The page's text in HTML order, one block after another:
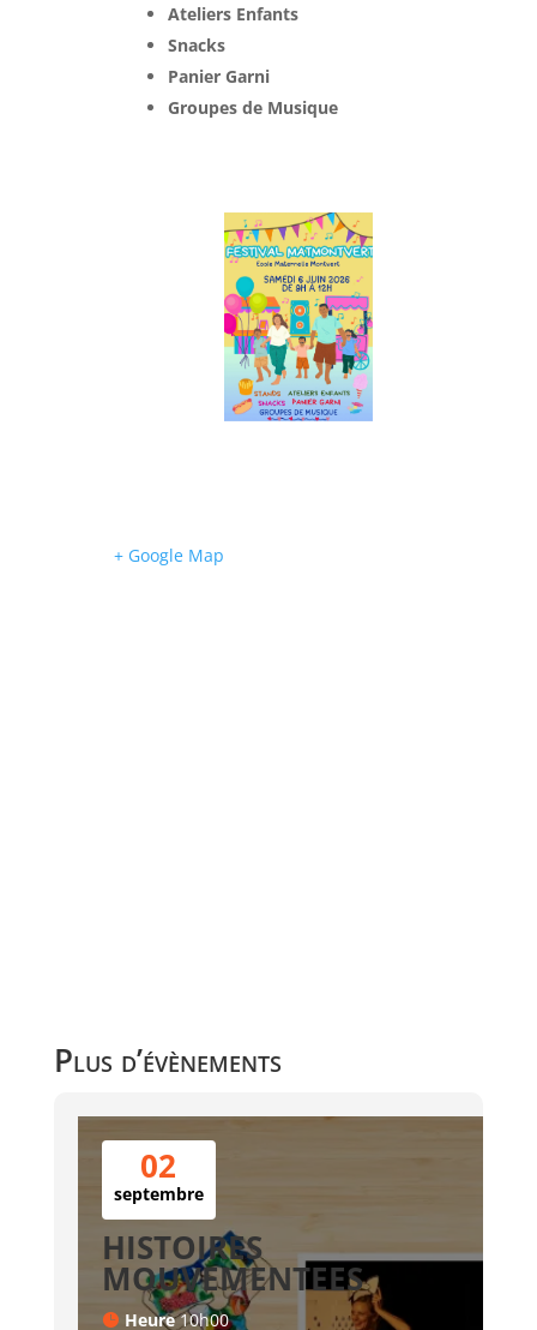
Ateliers Enfants
Snacks
Panier Garni
Groupes de Musique
+ Google Map
Plus d’évènements
02
septembre
HISTOIRES
MOUVEMENTEES
Heure10h00